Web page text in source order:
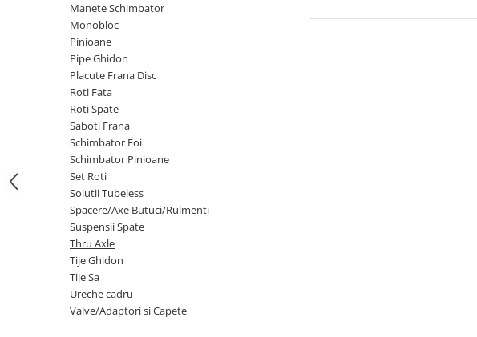
Suport bidon si bidon
Aparatori noroi
Accesorii Remorca
Roti ajutatoare
Scaune pentru Copii
Transport si Depozitare
Placute Frana Disc
Saboti Frana
Frane V-Brake
Suspensii Spate
Butuci Roata
Schimbator Pinioane
Schimbator Foi
Manete Schimbator
Etrier frana
Manete Schimbator
Monobloc
Pinioane
Pipe Ghidon
Placute Frana Disc
Roti Fata
Roti Spate
Saboti Frana
Schimbator Foi
Schimbator Pinioane
Set Roti
Solutii Tubeless
Spacere/Axe Butuci/Rulmenti
Suspensii Spate
Thru Axle
Tije Ghidon
Tije Șa
Ureche cadru
Valve/Adaptori si Capete